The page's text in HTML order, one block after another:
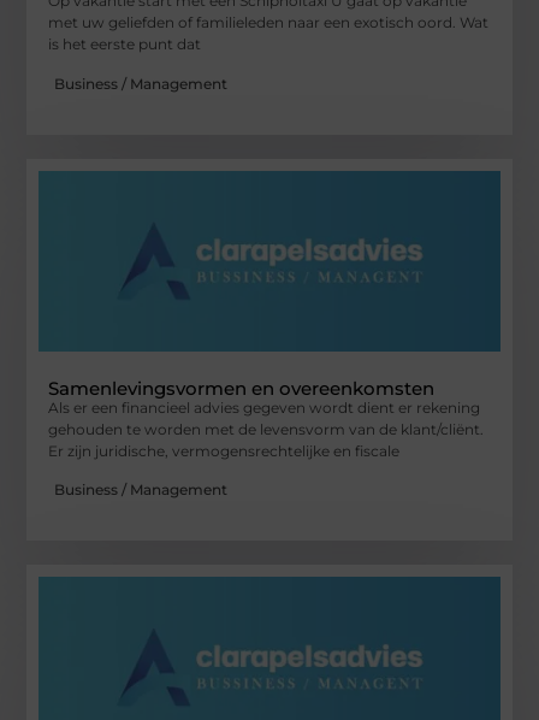
met uw geliefden of familieleden naar een exotisch oord. Wat
is het eerste punt dat
Business / Management
Samenlevingsvormen en overeenkomsten
Als er een financieel advies gegeven wordt dient er rekening
gehouden te worden met de levensvorm van de klant/cliënt.
Er zijn juridische, vermogensrechtelijke en fiscale
Business / Management